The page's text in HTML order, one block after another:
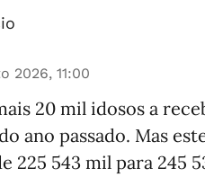
2026, 11:00
20 mil idosos a
ano passado. Mas
225 543 mil para 245